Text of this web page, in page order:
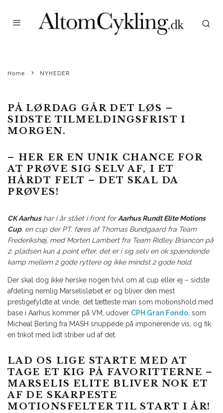
Home NYHEDER
PÅ LØRDAG GÅR DET LØS –
SIDSTE TILMELDINGSFRIST I
MORGEN.
– HER ER EN UNIK CHANCE FOR
AT PRØVE SIG SELV AF, I ET
HÅRDT FELT – DET SKAL DA
PRØVES!
CK Aarhushar i år stået i front forAarhus Rundt Elite Motions
Cup, en cup der PT. føres af Thomas Bundgaard fra Team
Frederikshøj, med Morten Lambert fra Team Ridley Briancon på
2. pladsen kun 4 point efter, det er i sig selv en ok spændende
kamp mellem 2 gode ryttere og ikke mindst 2 gode hold.
Der skal dog ikke herske nogen tvivl om at cup eller ej – sidste
afdeling nemlig Marselisløbet er og bliver den mest
prestigefyldte at vinde, det tætteste man som motionshold med
base i Aarhus kommer på VM, udover CPH Gran Fondo, som
Micheal Berling fra MASH snuppede på imponerende vis, og fik
en trikot med lidt striber ud af det.
LAD OS LIGE STARTE MED AT
TAGE ET KIG PÅ FAVORITTERNE –
MARSELIS ELITE BLIVER NOK ET
AF DE SKARPESTE
MOTIONSFELTER TIL START I ÅR!